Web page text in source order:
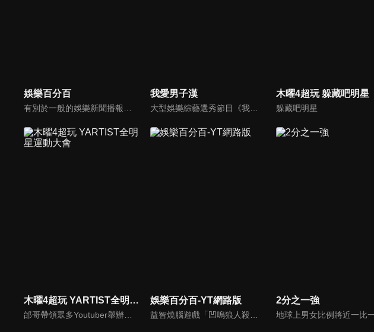
娛樂百分百 我愛男子漢
大型娛樂綜藝選秀節目《我愛男子漢》強勢登場！打造全新華語男子團體！各個參賽者無不卯足全力，使出看家本領只為登上夢想殿堂！為了擄獲評審芳心，哪些參賽者會使出意想不到的絕招呢？獨家精彩內容搶先看，想知道有什麼大來賓大駕光臨？想知道有那些爆笑互動內容？
木曜4超玩 躲藏吧明星
躲藏吧明星
木曜4超玩 YARTIST全明星運動大會
邰哥帶領眾多Youtuber舉辦運動會，全部人都動起來！木曜4超玩傾盡全力全新大型力作，集結YARTIST一同揮灑汗水爭取榮譽！
娛樂百分百-YT網路版
益智燒腦遊戲「凹嗚狼人殺」激發你的邏輯推理能力，偶像巨星雲集，全球娛樂資訊，一手掌握不脫節！2025全新升級改版，盡在《娛樂百分百-YT網路版》！
2分之一強